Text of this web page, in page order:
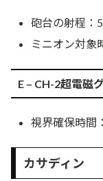
砲台の射程：
ミニオン対象
E – CH-2超電磁
視界確保時間
カサディン